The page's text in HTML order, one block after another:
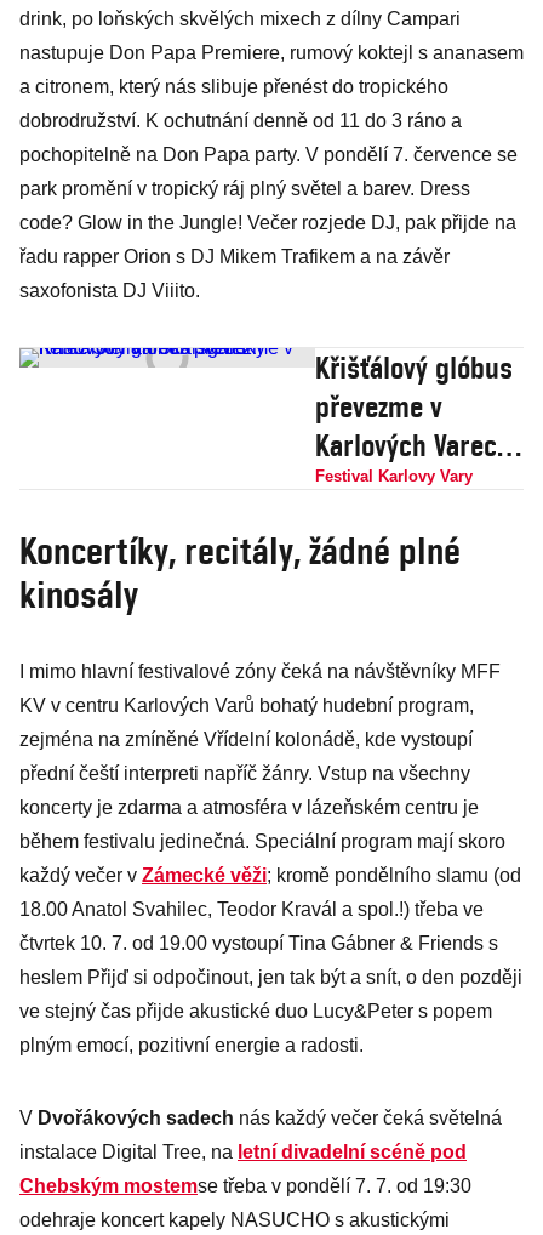
drink, po loňských skvělých mixech z dílny Campari
nastupuje Don Papa Premiere, rumový koktejl s ananasem
a citronem, který nás slibuje přenést do tropického
dobrodružství. K ochutnání denně od 11 do 3 ráno a
pochopitelně na Don Papa party. V pondělí 7. července se
park promění v tropický ráj plný světel a barev. Dress
code? Glow in the Jungle! Večer rozjede DJ, pak přijde na
řadu rapper Orion s DJ Mikem Trafikem a na závěr
saxofonista DJ Viiito.
Křišťálový glóbus
převezme v
Karlových Varech
švédský herec
Festival Karlovy Vary
Koncertíky, recitály, žádné plné
kinosály
I mimo hlavní festivalové zóny čeká na návštěvníky MFF
KV v centru Karlových Varů bohatý hudební program,
zejména na zmíněné Vřídelní kolonádě, kde vystoupí
přední čeští interpreti napříč žánry. Vstup na všechny
koncerty je zdarma a atmosféra v lázeňském centru je
během festivalu jedinečná. Speciální program mají skoro
každý večer v Zámecké věži; kromě pondělního slamu (od
18.00 Anatol Svahilec, Teodor Kravál a spol.!) třeba ve
čtvrtek 10. 7. od 19.00 vystoupí Tina Gábner & Friends s
heslem Přijď si odpočinout, jen tak být a snít, o den později
ve stejný čas přijde akustické duo Lucy&Peter s popem
plným emocí, pozitivní energie a radosti.
V Dvořákových sadech nás každý večer čeká světelná
instalace Digital Tree, na letní divadelní scéně pod
Chebským mostemse třeba v pondělí 7. 7. od 19:30
odehraje koncert kapely NASUCHO s akustickými